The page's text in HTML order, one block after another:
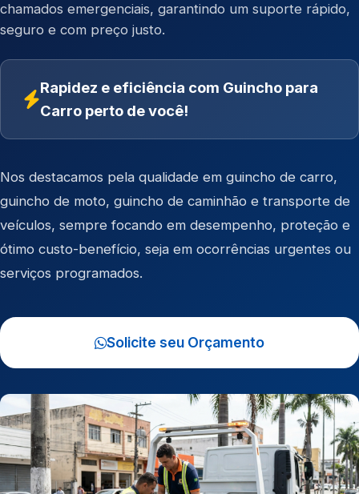
chamados emergenciais, garantindo um suporte rápido,
seguro e com preço justo.
Rapidez e eficiência com Guincho para
Carro perto de você!
Nos destacamos pela qualidade em guincho de carro,
guincho de moto, guincho de caminhão e transporte de
veículos, sempre focando em desempenho, proteção e
ótimo custo-benefício, seja em ocorrências urgentes ou
serviços programados.
Solicite seu Orçamento